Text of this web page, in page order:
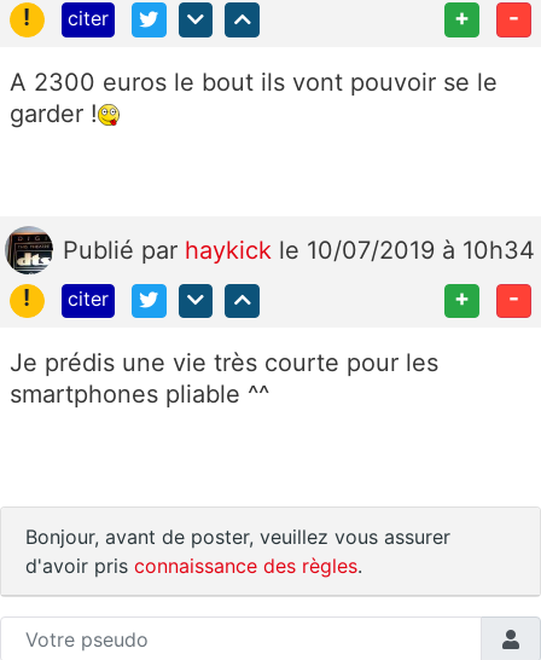
!
citer + -
A 2300 euros le bout ils vont pouvoir se le
garder !
Publié par haykick le 10/07/2019 à 10h34
!
citer + -
Je prédis une vie très courte pour les
smartphones pliable ^^
Bonjour, avant de poster, veuillez vous assurer
d'avoir pris connaissance des règles.